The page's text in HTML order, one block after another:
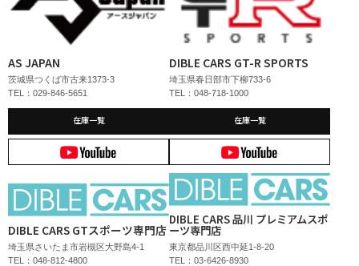
AS JAPAN
茨城県つくば市古来1373-3
TEL：029-846-5651
在庫一覧
DIBLE CARS GT-R SPORTS
埼玉県春日部市下柳733-6
TEL：048-718-1000
在庫一覧
DIBLE CARS GTスポーツ専門店
埼玉県さいたま市岩槻区大野島4-1
TEL：048-812-4800
DIBLE CARS 品川 プレミアムスポ
ーツ専門店
東京都品川区西中延1-8-20
TEL：03-6426-8930